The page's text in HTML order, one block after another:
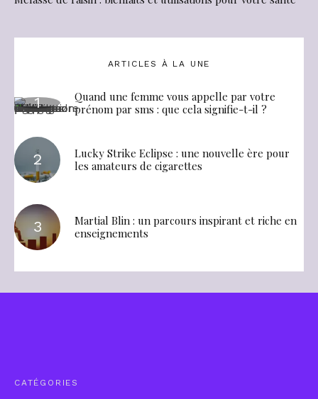
ARTICLES À LA UNE
Quand une femme vous appelle par votre
prénom par sms : que cela signifie-t-il ?
Lucky Strike Eclipse : une nouvelle ère pour
les amateurs de cigarettes
Martial Blin : un parcours inspirant et riche en
enseignements
CATÉGORIES